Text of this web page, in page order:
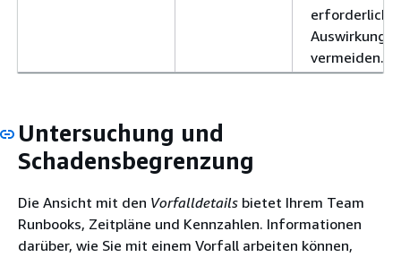
erforderlich,
vermeiden.
Untersuchung und
Schadensbegrenzung
Die Ansicht mit den Vorfalldetails bietet Ihrem Team
Runbooks, Zeitpläne und Kennzahlen. Informationen
darüber, wie Sie mit einem Vorfall arbeiten können,